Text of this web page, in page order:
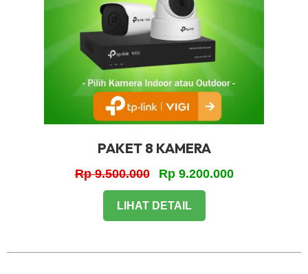
PAKET 8 KAMERA
Rp 9.500.000 Rp 9.200.000
LIHAT DETAIL